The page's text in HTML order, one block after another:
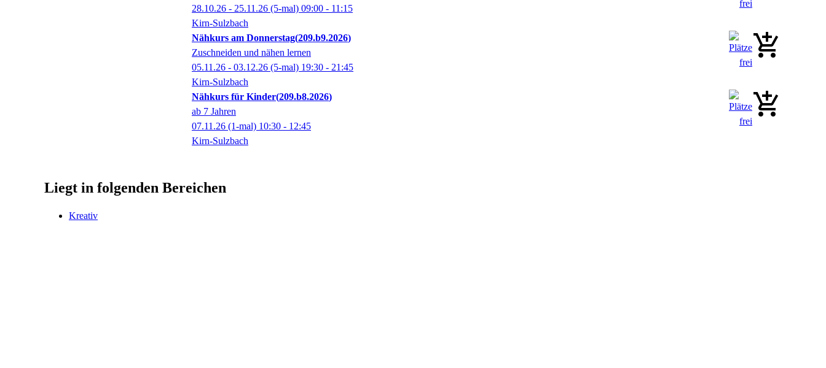
28.10.26 - 25.11.26 (5-mal) 09:00 - 11:15
Kirn-Sulzbach
Nähkurs am Donnerstag 209.b9.2026
Zuschneiden und nähen lernen
05.11.26 - 03.12.26 (5-mal) 19:30 - 21:45
Kirn-Sulzbach
Nähkurs für Kinder 209.b8.2026
ab 7 Jahren
07.11.26 (1-mal) 10:30 - 12:45
Kirn-Sulzbach
Liegt in folgenden Bereichen
Kreativ